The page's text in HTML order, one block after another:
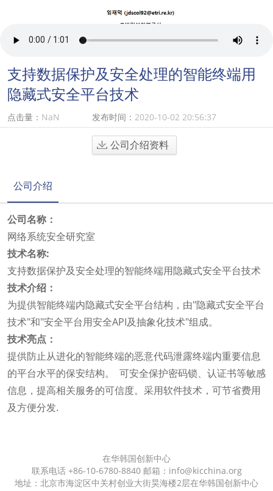
支持数据保护及安全处理的智能终端用
隐藏式安全平台技术
点击量： NaN 发布时间： 2020-10-02 20:56:37
公司介绍资料
公司介绍
公司名称：
网络系统安全研究室
技术名称:
支持数据保护及安全处理的智能终端用隐藏式安全平台技术
技术介绍：
为提供智能终端内隐藏式安全平台结构，由"隐藏式安全平台
技术"和"安全平台用安全API及抽象化技术"组成。
技术亮点：
提供防止从进化的智能终端的恶意代码泄露终端内重要信息
的平台水平的保安结构。 可安全保护密码锁、认证书等敏感
信息，提高相关服务的可信度。采用软件技术，可节省费用
及方便分发.
在华韩国创新中心
联系电话 +86-10-6780-8840 邮箱：info@kicchina.org
地址：北京市海淀区中关村创业大街昊海楼2层在华韩国创新中心